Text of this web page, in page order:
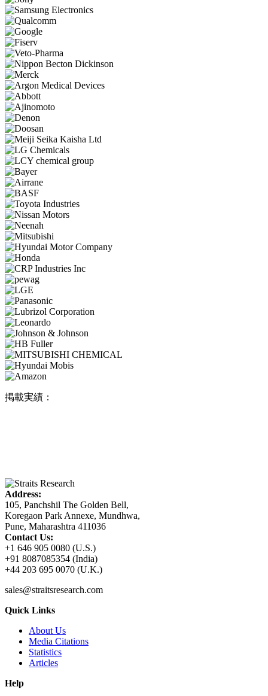
掲載実績：
Address:
105, Panchshil The Golden Bell,
Koregaon Park Annexe, Mundhwa,
Pune, Maharashtra 411036
Contact Us:
+1 646 905 0080 (U.S.)
+91 8087085354 (India)
+44 203 695 0070 (U.K.)
sales@straitsresearch.com
Quick Links
About Us
Media Citations
Statistics
Articles
Help